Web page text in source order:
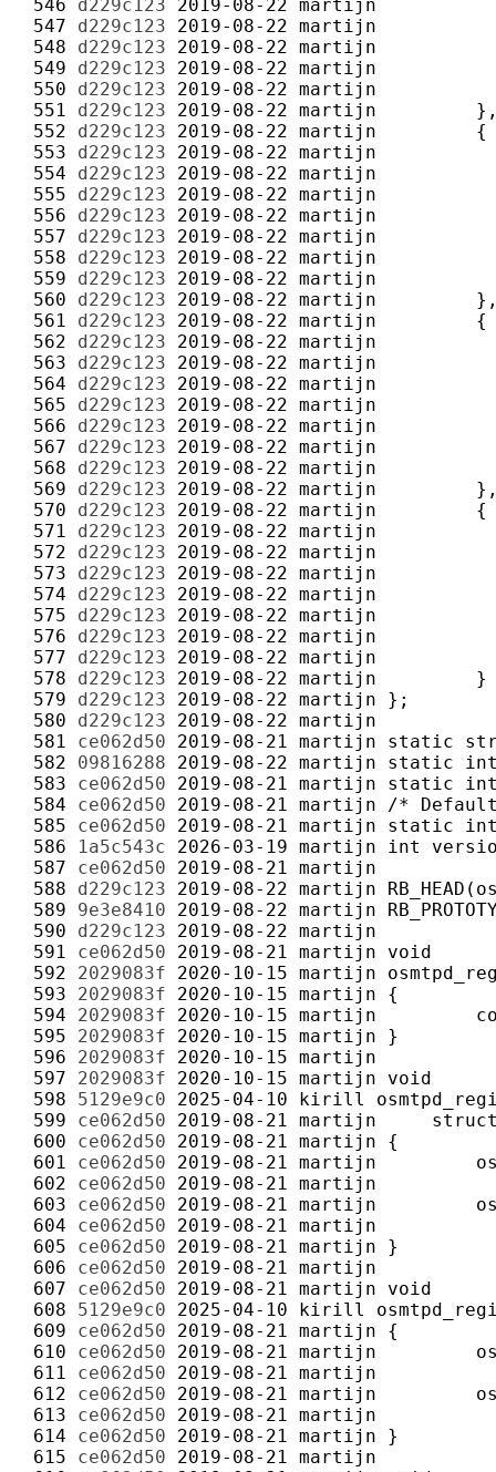
546 d229c123 2019-08-22 martijn
547 d229c123 2019-08-22 martijn
548 d229c123 2019-08-22 martijn
549 d229c123 2019-08-22 martijn
550 d229c123 2019-08-22 martijn
551 d229c123 2019-08-22 martijn
552 d229c123 2019-08-22 martijn
553 d229c123 2019-08-22 martijn
554 d229c123 2019-08-22 martijn
555 d229c123 2019-08-22 martijn
556 d229c123 2019-08-22 martijn
557 d229c123 2019-08-22 martijn
558 d229c123 2019-08-22 martijn
559 d229c123 2019-08-22 martijn
560 d229c123 2019-08-22 martijn
561 d229c123 2019-08-22 martijn
562 d229c123 2019-08-22 martijn
563 d229c123 2019-08-22 martijn
564 d229c123 2019-08-22 martijn
565 d229c123 2019-08-22 martijn
566 d229c123 2019-08-22 martijn
567 d229c123 2019-08-22 martijn
568 d229c123 2019-08-22 martijn
569 d229c123 2019-08-22 martijn
570 d229c123 2019-08-22 martijn
571 d229c123 2019-08-22 martijn
572 d229c123 2019-08-22 martijn
573 d229c123 2019-08-22 martijn
574 d229c123 2019-08-22 martijn
575 d229c123 2019-08-22 martijn
576 d229c123 2019-08-22 martijn
577 d229c123 2019-08-22 martijn
578 d229c123 2019-08-22 martijn
579 d229c123 2019-08-22 martijn
580 d229c123 2019-08-22 martijn
581 ce062d50 2019-08-21 martijn
582 09816288 2019-08-22 martijn
583 ce062d50 2019-08-21 martijn
584 ce062d50 2019-08-21 martijn
585 ce062d50 2019-08-21 martijn
586
1a5c543c 2026-03-19 martijn
587 ce062d50 2019-08-21 martijn
588 d229c123 2019-08-22 martijn
589 9e3e8410 2019-08-22 martijn
590 d229c123 2019-08-22 martijn
591 ce062d50 2019-08-21 martijn
592 2029083f 2020-10-15 martijn
593 2029083f 2020-10-15 martijn
594 2029083f 2020-10-15 martijn
595 2029083f 2020-10-15 martijn
596 2029083f 2020-10-15 martijn
597 2029083f 2020-10-15 martijn
598 5129e9c0 2025-04-10
kirill
599 ce062d50 2019-08-21 martijn
600 ce062d50 2019-08-21 martijn
601 ce062d50 2019-08-21 martijn
602 ce062d50 2019-08-21 martijn
603 ce062d50 2019-08-21 martijn
604 ce062d50 2019-08-21 martijn
605 ce062d50 2019-08-21 martijn
606 ce062d50 2019-08-21 martijn
607 ce062d50 2019-08-21 martijn
608 5129e9c0 2025-04-10
kirill
609 ce062d50 2019-08-21 martijn
610 ce062d50 2019-08-21 martijn
611 ce062d50 2019-08-21 martijn
612 ce062d50 2019-08-21 martijn
613 ce062d50 2019-08-21 martijn
614 ce062d50 2019-08-21 martijn
615 ce062d50 2019-08-21 martijn